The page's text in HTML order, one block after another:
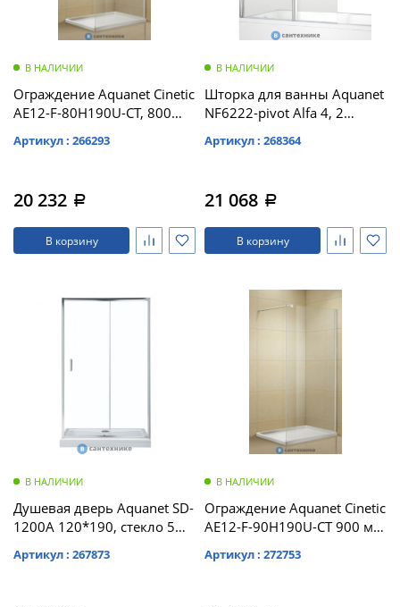
В НАЛИЧИИ
Ограждение Aquanet Cinetic
AE12-F-80H190U-CT, 800
(243622)
Артикул : 266293
20 232 a
В корзину
В НАЛИЧИИ
Шторка для ванны Aquanet
NF6222-pivot Alfa 4, 2
1220*1400 ст прозр 5
Артикул : 268364
21 068 a
В корзину
В НАЛИЧИИ
Душевая дверь Aquanet SD-
1200A 120*190, стекло 5
Артикул : 267873
В НАЛИЧИИ
Ограждение Aquanet Cinetic
AE12-F-90H190U-CT 900 мм,
Артикул : 272753